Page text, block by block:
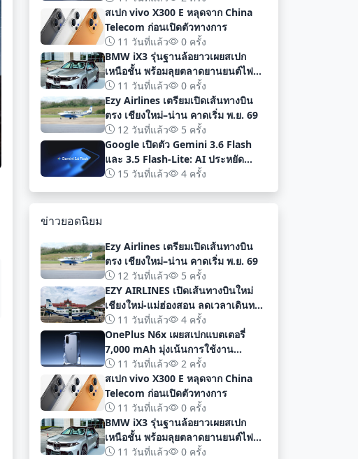
สเปก vivo X300 E หลุดจาก China
Telecom ก่อนเปิดตัวทางการ
11 วันที่แล้ว
0 ครั้ง
BMW iX3 รุ่นฐานล้อยาวเผยสเปก
เหนือชั้น พร้อมลุยตลาดยานยนต์ไฟฟ้า
จีนด้วยระยะทาง 919 กม
11 วันที่แล้ว
0 ครั้ง
Ezy Airlines เตรียมเปิดเส้นทางบิน
ตรง เชียงใหม่–น่าน คาดเริ่ม พ.ย. 69
12 วันที่แล้ว
5 ครั้ง
Google เปิดตัว Gemini 3.6 Flash
และ 3.5 Flash-Lite: AI ประหยัด
ต้นทุน ประสิทธิภาพสูง สำหรับนัก
15 วันที่แล้ว 4 ครั้ง
ข่าวยอดนิยม
Ezy Airlines เตรียมเปิดเส้นทางบิน
ตรง เชียงใหม่–น่าน คาดเริ่ม พ.ย. 69
12 วันที่แล้ว
5 ครั้ง
EZY AIRLINES เปิดเส้นทางบินใหม่
เชียงใหม่-แม่ฮ่องสอน ลดเวลาเดินทาง
เหลือเพียง 40 นาที
11 วันที่แล้ว
4 ครั้ง
OnePlus N6x เผยสเปกแบตเตอรี่
7,000 mAh มุ่งเน้นการใช้งาน
ยาวนานก่อนเปิดตัวอย่างเป็นทางการ
11 วันที่แล้ว
2 ครั้ง
สเปก vivo X300 E หลุดจาก China
Telecom ก่อนเปิดตัวทางการ
11 วันที่แล้ว
0 ครั้ง
BMW iX3 รุ่นฐานล้อยาวเผยสเปก
เหนือชั้น พร้อมลุยตลาดยานยนต์ไฟฟ้า
จีนด้วยระยะทาง 919 กม
11 วันที่แล้ว 0 ครั้ง